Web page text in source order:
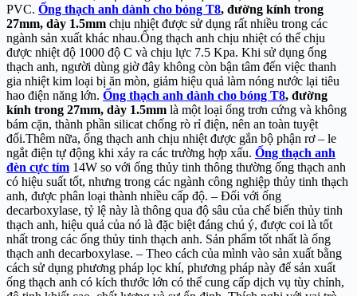
PVC. Ống thạch anh dành cho bóng T8, đường kính trong
27mm, dày 1.5mm chịu nhiệt được sử dụng rất nhiều trong các
ngành sản xuất khác nhau.Ống thạch anh chịu nhiệt có thể chịu
được nhiệt độ 1000 độ C và chịu lực 7.5 Kpa. Khi sử dụng ống
thạch anh, người dùng giờ đây không còn bận tâm đến việc thanh
gia nhiệt kim loại bị ăn mòn, giảm hiệu quả làm nóng nước lại tiêu
hao điện năng lớn. Ống thạch anh dành cho bóng T8, đường
kính trong 27mm, dày 1.5mm là một loại ống trơn cứng và không
bám cặn, thành phần silicat chống rò rỉ điện, nên an toàn tuyệt
đối.Thêm nữa, ống thạch anh chịu nhiệt được gắn bộ phận rơ – le
ngắt điện tự động khi xảy ra các trường hợp xấu. Ống thạch anh
đèn cực tím 14W so với ống thủy tinh thông thường ống thạch anh
có hiệu suất tốt, nhưng trong các ngành công nghiệp thủy tinh thạch
anh, được phân loại thành nhiều cấp độ. – Đối với ống
decarboxylase, tỷ lệ này là thông qua độ sâu của chế biến thủy tinh
thạch anh, hiệu quả của nó là đặc biệt đáng chú ý, được coi là tốt
nhất trong các ống thủy tinh thạch anh. Sản phẩm tốt nhất là ống
thạch anh decarboxylase. – Theo cách của mình vào sản xuất bằng
cách sử dụng phương pháp lọc khí, phương pháp này để sản xuất
ống thạch anh có kích thước lớn có thể cung cấp dịch vụ tùy chỉnh,